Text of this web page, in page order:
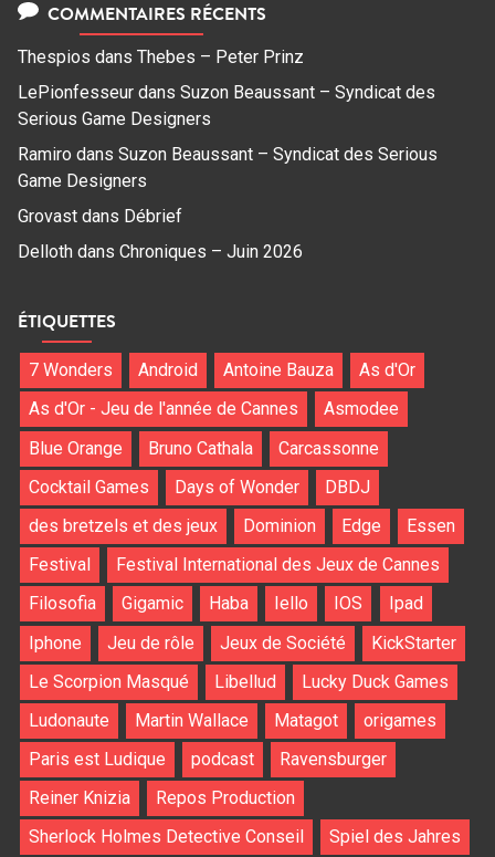
COMMENTAIRES RÉCENTS
Thespios dans Thebes – Peter Prinz
LePionfesseur dans Suzon Beaussant – Syndicat des
Serious Game Designers
Ramiro dans Suzon Beaussant – Syndicat des Serious
Game Designers
Grovast dans Débrief
Delloth dans Chroniques – Juin 2026
ÉTIQUETTES
7 Wonders Android Antoine Bauza
As d'Or
As d'Or - Jeu de l'année de Cannes
Asmodee
Blue Orange
Bruno Cathala
Carcassonne
Cocktail Games
Days of Wonder
DBDJ
des bretzels et des jeux
Dominion Edge
Essen
Festival
Festival International des Jeux de Cannes
Filosofia
Gigamic Haba Iello IOS
Ipad
Iphone
Jeu de rôle Jeux de Société
KickStarter
Le Scorpion Masqué
Libellud
Lucky Duck Games
Ludonaute
Martin Wallace Matagot
origames
Paris est Ludique
podcast
Ravensburger
Reiner Knizia
Repos Production
Sherlock Holmes Detective Conseil
Spiel des Jahres